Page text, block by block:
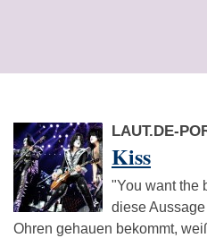
LAUT.DE-
Kiss
"You want the
diese
Ohren gehauen bekommt,